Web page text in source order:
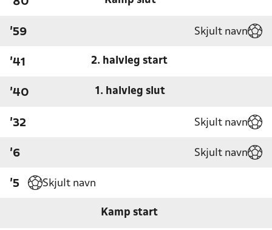
'59 Skjult navn
'41 2. halvleg start
'40 1. halvleg slut
'32 Skjult navn
'6 Skjult navn
'5 Skjult navn
Kamp start